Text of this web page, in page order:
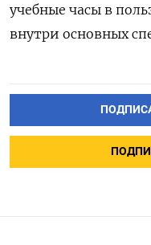
учебные часы в
внутри основных